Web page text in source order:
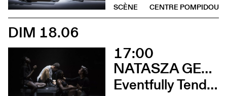
CENTRE POMPIDOU
SCÈNE
DIM 18.06
17:00
NATASZA GERLACH
Eventfully Tender